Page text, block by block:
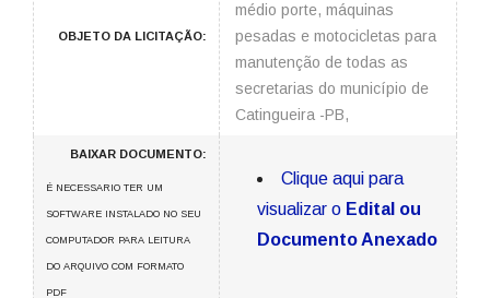
OBJETO DA LICITAÇÃO:
médio porte, máquinas
pesadas e motocicletas para
manutenção de todas as
secretarias do município de
Catingueira -PB,
BAIXAR DOCUMENTO:
É NECESSARIO TER UM
SOFTWARE INSTALADO NO SEU
COMPUTADOR PARA LEITURA
DO ARQUIVO COM FORMATO
PDF
Clique aqui para
visualizar o Edital ou
Documento Anexado